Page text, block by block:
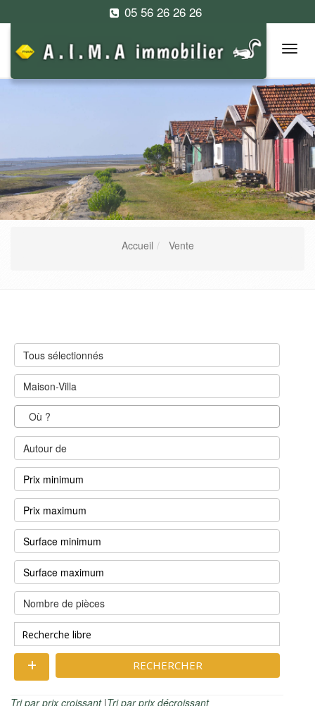
05 56 26 26 26
Accueil Vente
Tous sélectionnés
Maison-Villa
Autour de
Nombre de pièces
RECHERCHER
Tri par prix croissant|Tri par prix décroissant